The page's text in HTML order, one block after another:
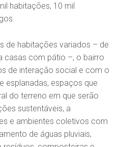
habitações, 10 mil
de habitações variados – de
casas com pátio –, o bairro
de interação social e com o
esplanadas, espaços que
do terreno em que serão
sustentáveis, a
e ambientes coletivos com
de águas pluviais,